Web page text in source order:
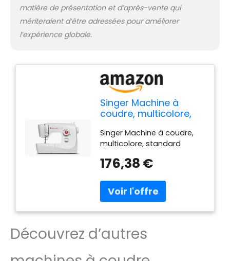
matière de présentation et d’après-vente qui
mériteraient d’être adressées pour améliorer
l’expérience globale.
Singer Machine à
coudre, multicolore,
Singer Machine à coudre,
multicolore, standard
176,38 €
Découvrez d’autres